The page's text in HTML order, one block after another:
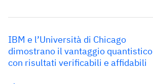
IBM e l’Università di Chicago
dimostrano il vantaggio quantistico
con risultati verificabili e affidabili